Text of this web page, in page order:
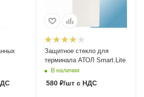
Защитное стекло для
терминала АТОЛ Smart.Lite
В наличии
580₽/штс НДС